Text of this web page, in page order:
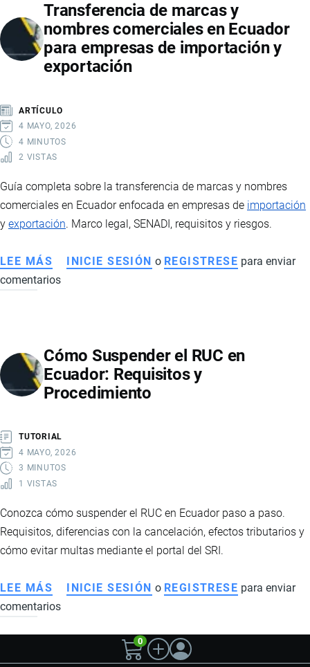
EN
ECUADOR
Y
SU
EL
COMERCIO
INTERNACIONAL
Transferencia de marcas y
nombres comerciales en Ecuador
para empresas de importación y
exportación
ARTÍCULO
4 MAYO, 2026
4 MINUTOS
2 VISTAS
Guía completa sobre la transferencia de marcas y nombres
comerciales en Ecuador enfocada en empresas de importación
y exportación. Marco legal, SENADI, requisitos y riesgos.
LEE MÁS SOBRE
TRANSFERENCIA
NOMBRES
COMERCIALES
EN
EMPRESAS
DE
IMPORTACIÓN
EXPORTACIÓN
INICIE SESIÓN o REGISTRESE para enviar
comentarios
Cómo Suspender el RUC en
Ecuador: Requisitos y
Procedimiento
TUTORIAL
4 MAYO, 2026
3 MINUTOS
1 VISTAS
Conozca cómo suspender el RUC en Ecuador paso a paso.
Requisitos, diferencias con la cancelación, efectos tributarios y
cómo evitar multas mediante el portal del SRI.
LEE MÁS SOBRE
CÓMO
RUC
INICIE SESIÓN o REGISTRESE para enviar
comentarios
0